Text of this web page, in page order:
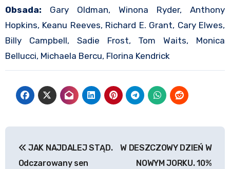
Obsada: Gary Oldman, Winona Ryder, Anthony
Hopkins, Keanu Reeves, Richard E. Grant, Cary Elwes,
Billy Campbell, Sadie Frost, Tom Waits, Monica
Bellucci, Michaela Bercu, Florina Kendrick
wpisu
JAK NAJDALEJ STĄD.
Odczarowany sen
W DESZCZOWY DZIEŃ W
NOWYM JORKU. 10%